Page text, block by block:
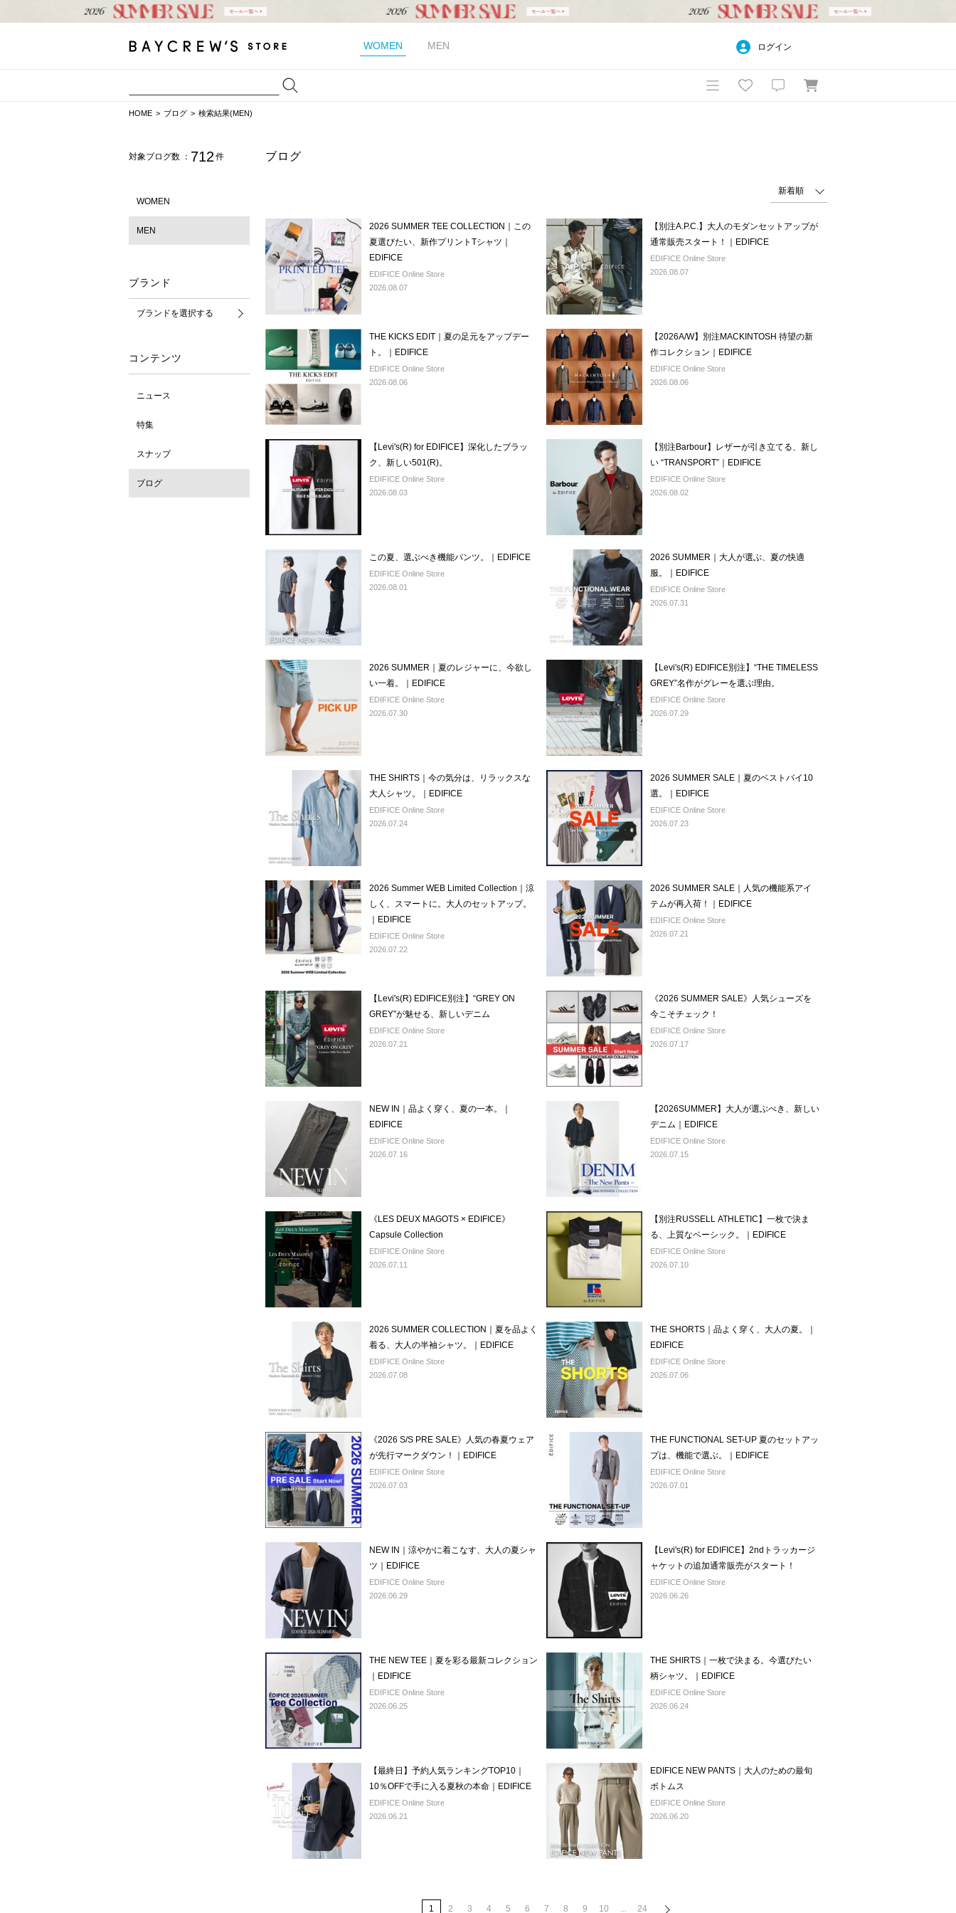
WOMEN MEN ログイン
HOME ブログ 検索結果(MEN)
対象ブログ数 ： 712 件
WOMEN
MEN
ブランド
ブランドを選択する
コンテンツ
ニュース
特集
スナップ
ブログ
ブログ
2026 SUMMER TEE COLLECTION｜この
夏選びたい、新作プリントTシャツ｜
EDIFICE
EDIFICE Online Store
2026.08.07
【別注A.P.C.】大人のモダンセットアップが
通常販売スタート！｜EDIFICE
EDIFICE Online Store
2026.08.07
THE KICKS EDIT｜夏の足元をアップデー
ト。｜EDIFICE
EDIFICE Online Store
2026.08.06
【2026A/W】別注MACKINTOSH 待望の新
作コレクション｜EDIFICE
EDIFICE Online Store
2026.08.06
【Levi's(R) for EDIFICE】深化したブラッ
ク、新しい501(R)。
EDIFICE Online Store
2026.08.03
【別注Barbour】レザーが引き立てる、新し
い “TRANSPORT”｜EDIFICE
EDIFICE Online Store
2026.08.02
この夏、選ぶべき機能パンツ。｜EDIFICE
EDIFICE Online Store
2026.08.01
2026 SUMMER｜大人が選ぶ、夏の快適
服。｜EDIFICE
EDIFICE Online Store
2026.07.31
2026 SUMMER｜夏のレジャーに、今欲し
い一着。｜EDIFICE
EDIFICE Online Store
2026.07.30
【Levi's(R) EDIFICE別注】“THE TIMELESS
GREY”名作がグレーを選ぶ理由。
EDIFICE Online Store
2026.07.29
THE SHIRTS｜今の気分は、リラックスな
大人シャツ。｜EDIFICE
EDIFICE Online Store
2026.07.24
2026 SUMMER SALE｜夏のベストバイ10
選。｜EDIFICE
EDIFICE Online Store
2026.07.23
2026 Summer WEB Limited Collection｜涼
しく、スマートに。大人のセットアップ。
｜EDIFICE
EDIFICE Online Store
2026.07.22
2026 SUMMER SALE｜人気の機能系アイ
テムが再入荷！｜EDIFICE
EDIFICE Online Store
2026.07.21
【Levi's(R) EDIFICE別注】“GREY ON
GREY”が魅せる、新しいデニム
EDIFICE Online Store
2026.07.21
《2026 SUMMER SALE》人気シューズを
今こそチェック！
EDIFICE Online Store
2026.07.17
NEW IN｜品よく穿く、夏の一本。｜
EDIFICE
EDIFICE Online Store
2026.07.16
【2026SUMMER】大人が選ぶべき、新しい
デニム｜EDIFICE
EDIFICE Online Store
2026.07.15
《LES DEUX MAGOTS × EDIFICE》
Capsule Collection
EDIFICE Online Store
2026.07.11
【別注RUSSELL ATHLETIC】一枚で決ま
る、上質なベーシック。｜EDIFICE
EDIFICE Online Store
2026.07.10
2026 SUMMER COLLECTION｜夏を品よく
着る、大人の半袖シャツ。｜EDIFICE
EDIFICE Online Store
2026.07.08
THE SHORTS｜品よく穿く、大人の夏。｜
EDIFICE
EDIFICE Online Store
2026.07.06
《2026 S/S PRE SALE》人気の春夏ウェア
が先行マークダウン！｜EDIFICE
EDIFICE Online Store
2026.07.03
THE FUNCTIONAL SET-UP 夏のセットアッ
プは、機能で選ぶ。｜EDIFICE
EDIFICE Online Store
2026.07.01
NEW IN｜涼やかに着こなす、大人の夏シャ
ツ｜EDIFICE
EDIFICE Online Store
2026.06.29
【Levi's(R) for EDIFICE】2ndトラッカージ
ャケットの追加通常販売がスタート！
EDIFICE Online Store
2026.06.26
THE NEW TEE｜夏を彩る最新コレクション
｜EDIFICE
EDIFICE Online Store
2026.06.25
THE SHIRTS｜一枚で決まる。今選びたい
柄シャツ。｜EDIFICE
EDIFICE Online Store
2026.06.24
【最終日】予約人気ランキングTOP10｜
10％OFFで手に入る夏秋の本命｜EDIFICE
EDIFICE Online Store
2026.06.21
EDIFICE NEW PANTS｜大人のための最旬
ボトムス
EDIFICE Online Store
2026.06.20
1 2 3 4 5 6 7 8 9 10 ... 24